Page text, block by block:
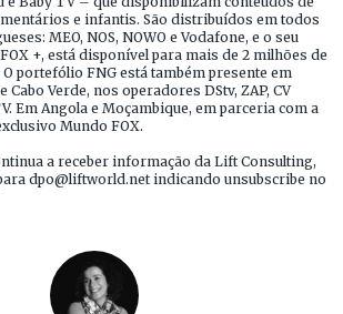
e infantis. São distribuídos em todos
MEO, NOS, NOWO e Vodafone, e o seu
+, está disponível para mais de 2 milhões de
portefólio FNG está também presente em
Cabo Verde, nos operadores DStv, ZAP, CV
Em Angola e Moçambique, em parceria com a
Mundo FOX.
a receber informação da Lift Consulting,
dpo@liftworld.net indicando unsubscribe no